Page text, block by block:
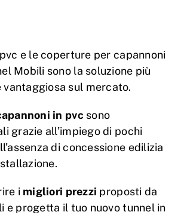
e le coperture per capannoni
Mobili sono la soluzione più
vantaggiosa sul mercato.
in pvc sono
grazie all’impiego di pochi
di concessione edilizia
i migliori prezzi proposti da
e progetta il tuo nuovo tunnel in